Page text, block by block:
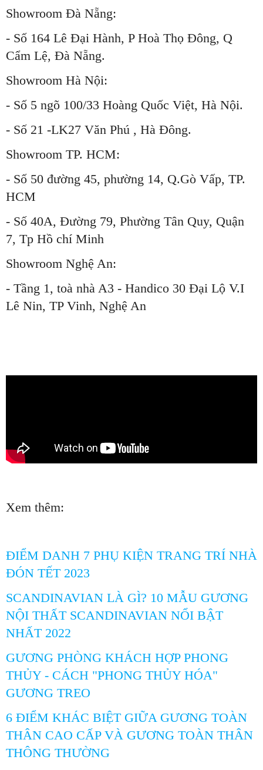
Showroom Đà Nẵng:
- Số 164 Lê Đại Hành, P Hoà Thọ Đông, Q
Cẩm Lệ, Đà Nẵng.
Showroom Hà Nội:
- Số 5 ngõ 100/33 Hoàng Quốc Việt, Hà Nội.
- Số 21 -LK27 Văn Phú , Hà Đông.
Showroom TP. HCM:
- Số 50 đường 45, phường 14, Q.Gò Vấp, TP.
HCM
- Số 40A, Đường 79, Phường Tân Quy, Quận
7, Tp Hồ chí Minh
Showroom Nghệ An:
- Tầng 1, toà nhà A3 - Handico 30 Đại Lộ V.I
Lê Nin, TP Vinh, Nghệ An
Xem thêm:
ĐIỂM DANH 7 PHỤ KIỆN TRANG TRÍ NHÀ
ĐÓN TẾT 2023
SCANDINAVIAN LÀ GÌ? 10 MẪU GƯƠNG
NỘI THẤT SCANDINAVIAN NỔI BẬT
NHẤT 2022
GƯƠNG PHÒNG KHÁCH HỢP PHONG
THỦY - CÁCH "PHONG THỦY HÓA"
GƯƠNG TREO
6 ĐIỂM KHÁC BIỆT GIỮA GƯƠNG TOÀN
THÂN CAO CẤP VÀ GƯƠNG TOÀN THÂN
THÔNG THƯỜNG